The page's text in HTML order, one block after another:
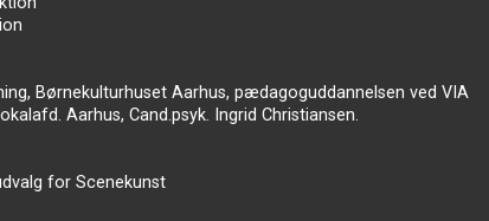
Børnekulturhuset Aarhus, pædagoguddannelsen ved VIA
Aarhus, Cand.psyk. Ingrid Christiansen.
for Scenekunst